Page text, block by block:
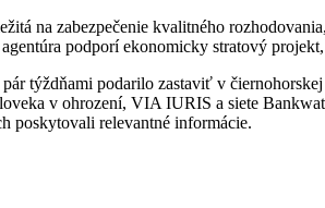
na zabezpečenie kvalitného
podporí ekonomicky stratový
pár týždňami podarilo zastaviť v
v ohrození, VIA IURIS a siete
poskytovali relevantné informácie.